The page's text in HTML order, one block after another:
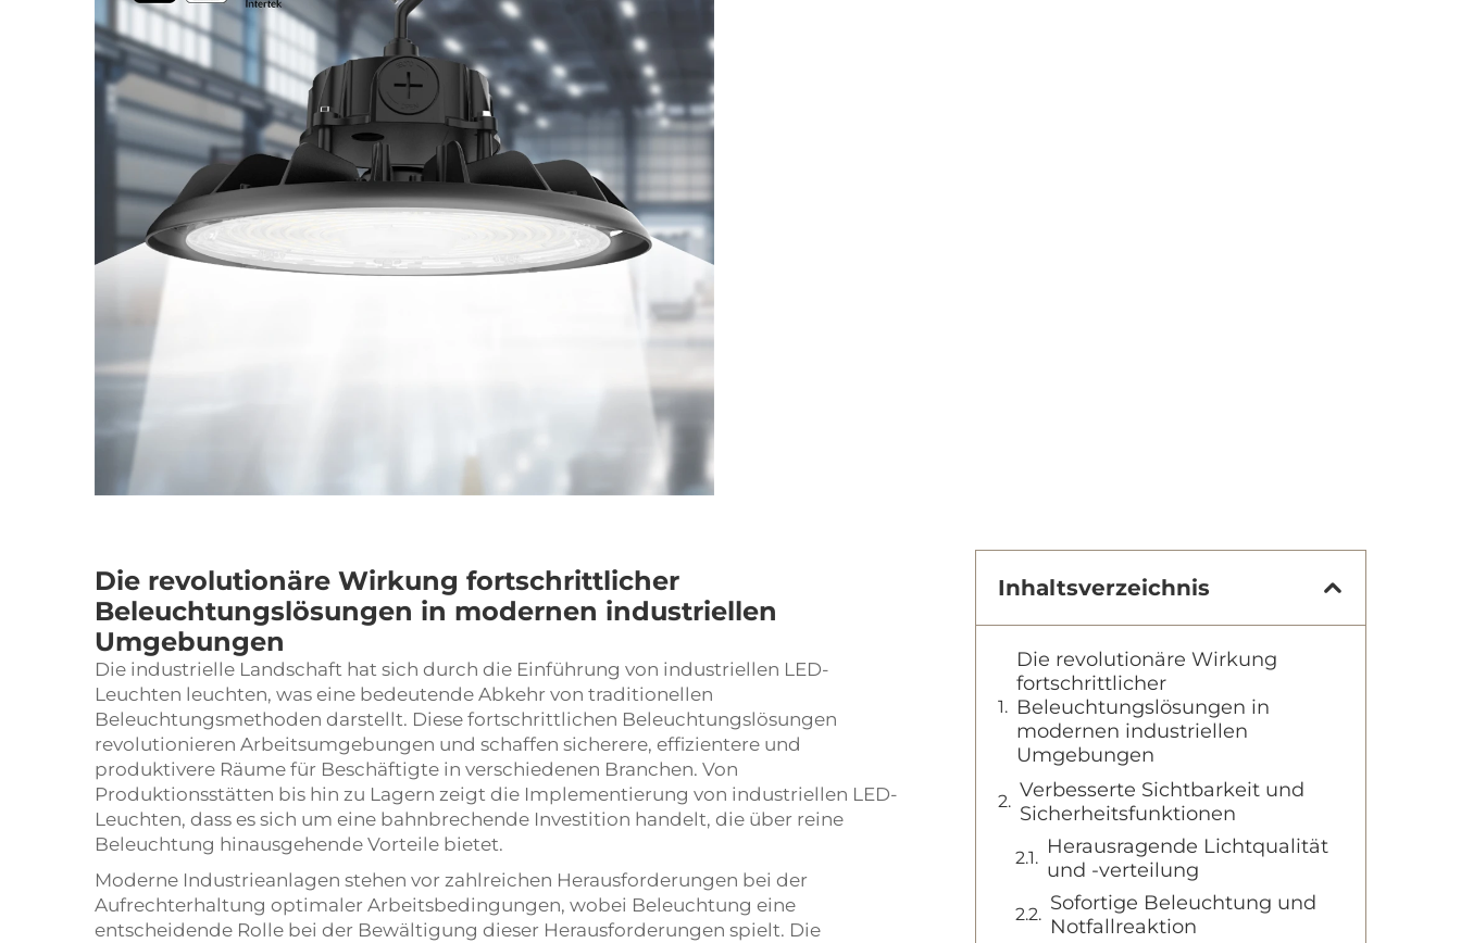
Die revolutionäre Wirkung fortschrittlicher
Beleuchtungslösungen in modernen industriellen
Umgebungen
Die industrielle Landschaft hat sich durch die Einführung von industriellen LED-
Leuchten leuchten, was eine bedeutende Abkehr von traditionellen
Beleuchtungsmethoden darstellt. Diese fortschrittlichen Beleuchtungslösungen
revolutionieren Arbeitsumgebungen und schaffen sicherere, effizientere und
produktivere Räume für Beschäftigte in verschiedenen Branchen. Von
Produktionsstätten bis hin zu Lagern zeigt die Implementierung von industriellen LED-
Leuchten, dass es sich um eine bahnbrechende Investition handelt, die über reine
Beleuchtung hinausgehende Vorteile bietet.
Moderne Industrieanlagen stehen vor zahlreichen Herausforderungen bei der
Aufrechterhaltung optimaler Arbeitsbedingungen, wobei Beleuchtung eine
entscheidende Rolle bei der Bewältigung dieser Herausforderungen spielt. Die
Inhaltsverzeichnis
Die revolutionäre Wirkung
fortschrittlicher
Beleuchtungslösungen in
modernen industriellen
Umgebungen
Verbesserte Sichtbarkeit und
Sicherheitsfunktionen
Herausragende Lichtqualität
und -verteilung
Sofortige Beleuchtung und
Notfallreaktion